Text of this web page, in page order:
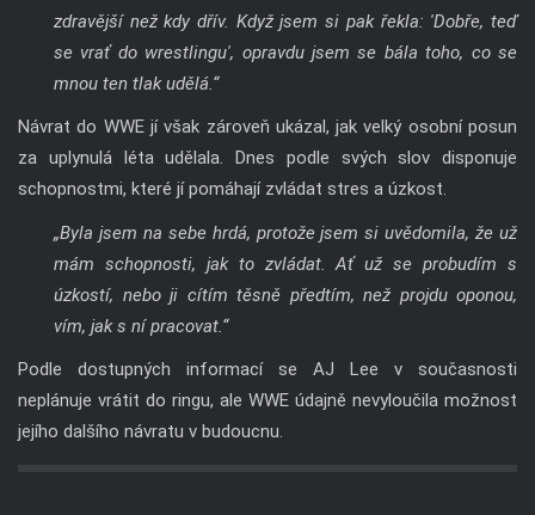
mnou ten tlak udělá.“
Návrat do WWE jí však zároveň ukázal, jak velký osobní posun
za uplynulá léta udělala. Dnes podle svých slov disponuje
schopnostmi, které jí pomáhají zvládat stres a úzkost.
„Byla jsem na sebe hrdá, protože jsem si uvědomila, že už
mám schopnosti, jak to zvládat. Ať už se probudím s
úzkostí, nebo ji cítím těsně předtím, než projdu oponou,
vím, jak s ní pracovat.“
Podle dostupných informací se AJ Lee v současnosti
neplánuje vrátit do ringu, ale WWE údajně nevyloučila možnost
jejího dalšího návratu v budoucnu.